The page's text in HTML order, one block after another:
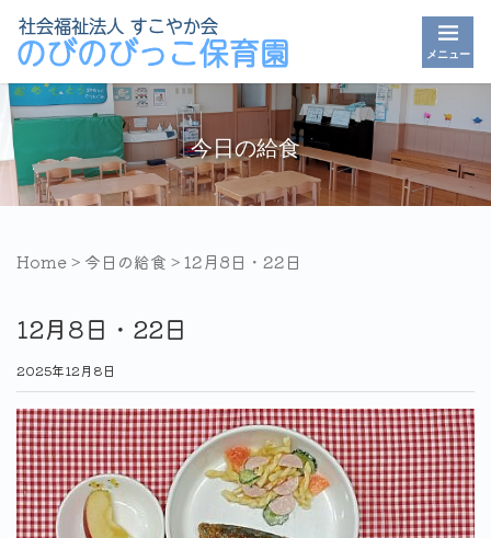
メニュー
今日の給食
Home> 今日の給食 >12月8日・22日
12月8日・22日
2025年12月8日